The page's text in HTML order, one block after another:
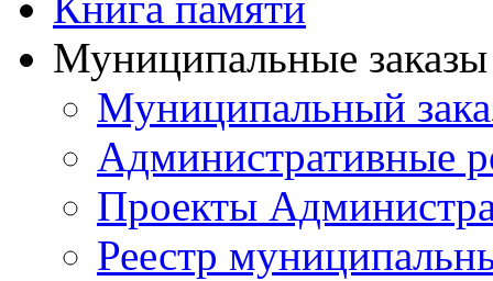
Муниципальные
Муниципальный
Административные
Проекты
Реестр